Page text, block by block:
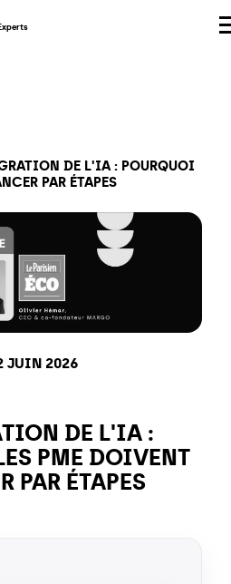
DE L'IA : POURQUOI
PAR ÉTAPES
JUIN 2026
DE L'IA :
PME DOIVENT
PAR ÉTAPES